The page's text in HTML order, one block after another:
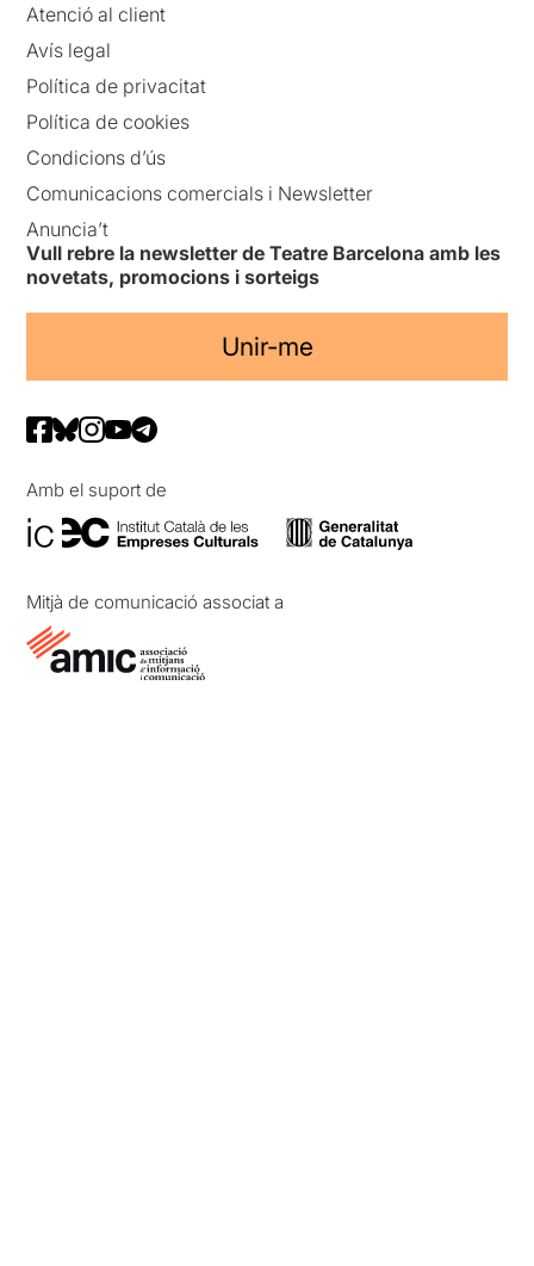
Atenció al client
Avís legal
Política de privacitat
Política de cookies
Condicions d’ús
Comunicacions comercials i Newsletter
Anuncia’t
Vull rebre la newsletter de Teatre Barcelona amb les
novetats, promocions i sorteigs
Unir-me
Amb el suport de
Mitjà de comunicació associat a